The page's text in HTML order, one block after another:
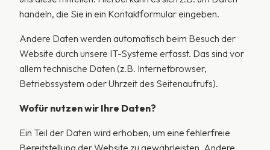
handeln, die Sie in ein Kontaktformular eingeben.
Andere Daten werden automatisch beim Besuch der
Website durch unsere IT-Systeme erfasst. Das sind vor
allem technische Daten (z.B. Internetbrowser,
Betriebssystem oder Uhrzeit des Seitenaufrufs).
Wofür nutzen wir Ihre Daten?
Ein Teil der Daten wird erhoben, um eine fehlerfreie
Bereitstellung der Website zu gewährleisten. Andere